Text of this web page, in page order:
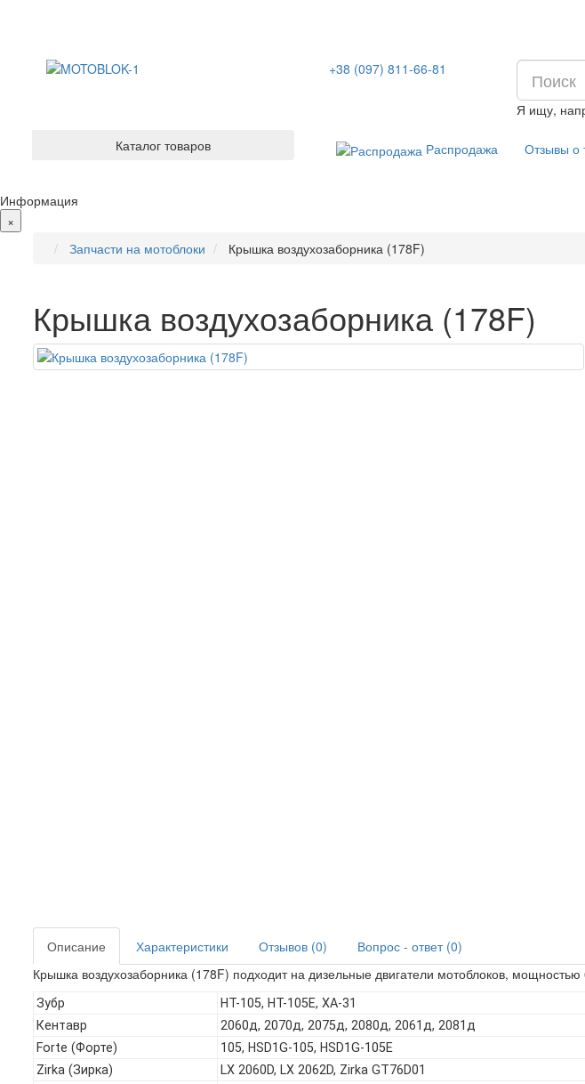
+38 (097) 811-66-81
Я ищу,
Каталог товаров
Распродажа Отзывы о
Информация
×
Запчасти на мотоблоки
Крышка воздухозаборника (178F)
Крышка воздухозаборника (178F)
Описание
Характеристики Отзывов (0)
Вопрос - ответ (0)
Крышка воздухозаборника (178F) подходит на дизельные двигатели мотоблоков,
Зубр
HT-105, HT-105E, ХА-31
Кентавр
2060д, 2070д, 2075д, 2080д, 2061д, 2081д
Forte (Форте)
105, HSD1G-105, HSD1G-105E
Zirka (Зирка)
LX 2060D, LX 2062D, Zirka GT76D01